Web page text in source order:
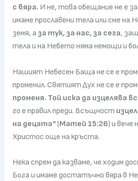
с вяра. И не, това обещание не е
имаме прославени тела или сме на
земя, а за тук, за нас, за сега,
тела и на Небето няма немощи и
Нашият Небесен Баща не се е
променил. Святият Дух не се е
променя. Той иска да изцелява
го е правил преди. Всъщност
на децата“(Матей 15:26) и вече
Христос още на кръста.
Нека спрем да казваме, че ходим
Бога и имаме достатъчно вяра в